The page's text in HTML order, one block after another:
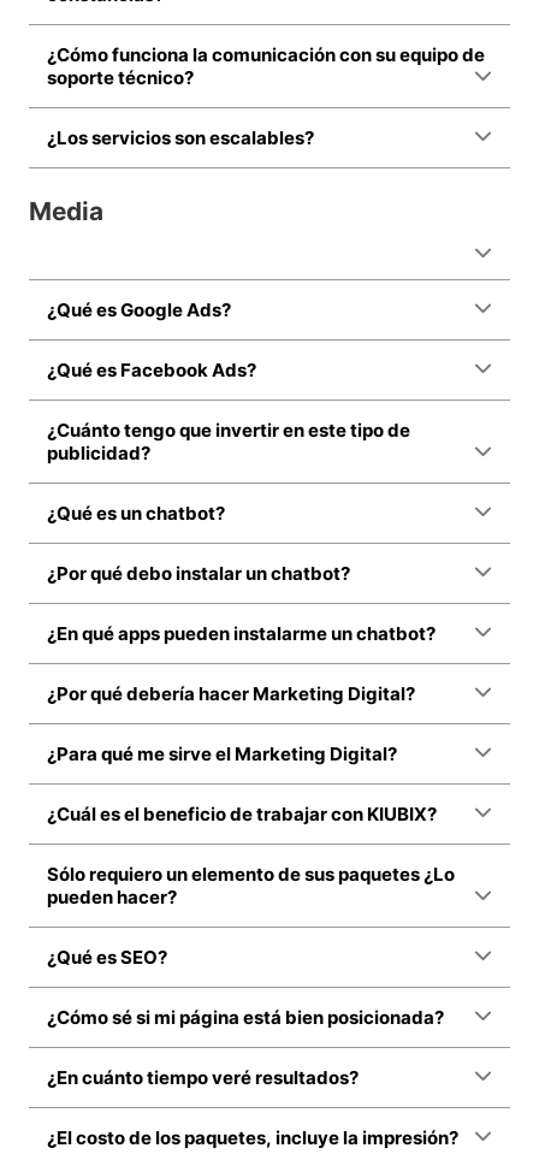
¿Cómo funciona la comunicación con su equipo de
soporte técnico?
¿Los servicios son escalables?
Media
¿Qué es Google Ads?
¿Qué es Facebook Ads?
¿Cuánto tengo que invertir en este tipo de
publicidad?
¿Qué es un chatbot?
¿Por qué debo instalar un chatbot?
¿En qué apps pueden instalarme un chatbot?
¿Por qué debería hacer Marketing Digital?
¿Para qué me sirve el Marketing Digital?
¿Cuál es el beneficio de trabajar con KIUBIX?
Sólo requiero un elemento de sus paquetes ¿Lo
pueden hacer?
¿Qué es SEO?
¿Cómo sé si mi página está bien posicionada?
¿En cuánto tiempo veré resultados?
¿El costo de los paquetes, incluye la impresión?